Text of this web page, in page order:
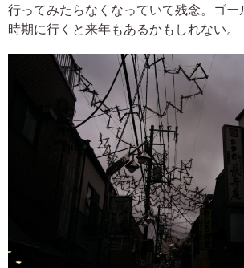
行ってみたらなくなっていて残念。ゴ
時期に行くと来年もあるかもしれない。